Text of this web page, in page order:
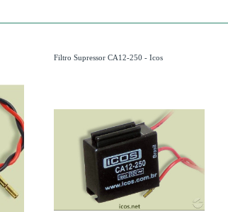
Filtro Supressor CA12-250 - Icos